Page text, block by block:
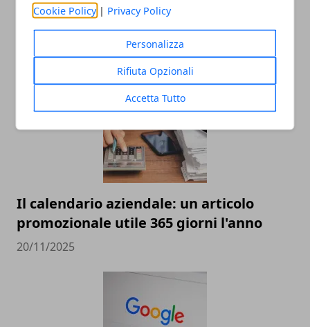
Cookie Policy | Privacy Policy
Personalizza
Rifiuta Opzionali
Accetta Tutto
Il calendario aziendale: un articolo
promozionale utile 365 giorni l'anno
20/11/2025